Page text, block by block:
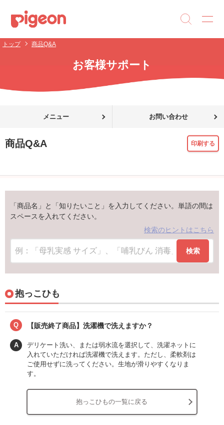
トップ 商品Q&A
お客様サポート
メニュー お問い合わせ
商品Q&A 印刷する
「商品名」と「知りたいこと」を入力してください。単語の間は
スペースを入れてください。
検索のヒントはこちら
検索
抱っこひも
Q 【販売終了商品】洗濯機で洗えますか？
A
デリケート洗い、または弱水流を選択して、洗濯ネットに
入れていただければ洗濯機で洗えます。ただし、柔軟剤は
ご使用せずに洗ってください。生地が滑りやすくなりま
す。
抱っこひもの一覧に戻る